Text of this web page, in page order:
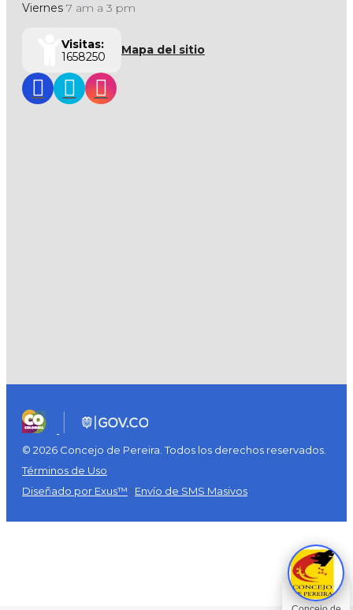
Viernes 7 am a 3 pm
Visitas:
1658250
Mapa del sitio
© 2026 Concejo de Pereira. Todos los derechos reservados.
Términos de Uso
Diseñado por Exus™ | Envío de SMS Masivos